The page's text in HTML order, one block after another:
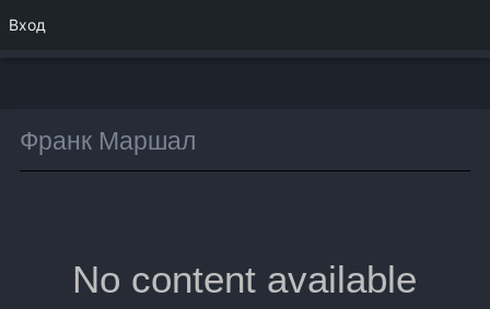
Франк Маршал
No content available
Вход